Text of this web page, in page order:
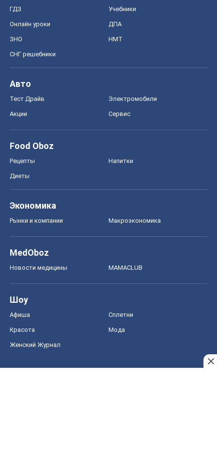
ГДЗ Учебники
Онлайн уроки ДПА
ЗНО НМТ
СНГ решебники
Авто
Тест Драйв Электромобили
Акции Сервис
Food Oboz
Рецепты Напитки
Диеты
Экономика
Рынки и компании Mакроэкономика
MedOboz
Новости медицины MAMACLUB
Шоу
Афиша Сплетни
Красота Мода
Женский Журнал